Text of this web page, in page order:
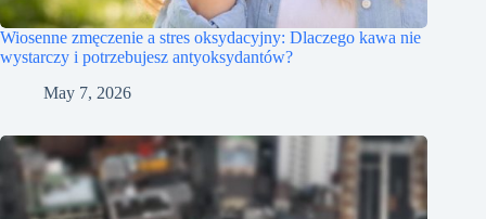
Wiosenne zmęczenie a stres oksydacyjny: Dlaczego kawa nie
wystarczy i potrzebujesz antyoksydantów?
May 7, 2026